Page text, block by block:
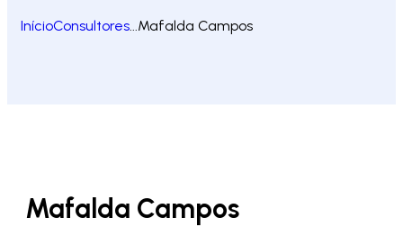
InícioConsultores...Mafalda Campos
Mafalda Campos